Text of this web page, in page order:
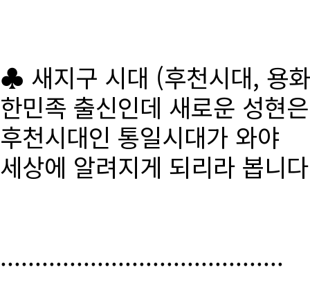
♣ 새지구 시대 (후천시대, 용
한민족 출신인데 새로운 성현
후천시대인 통일시대가 와야
세상에 알려지게 되리라 봅니
.........................................